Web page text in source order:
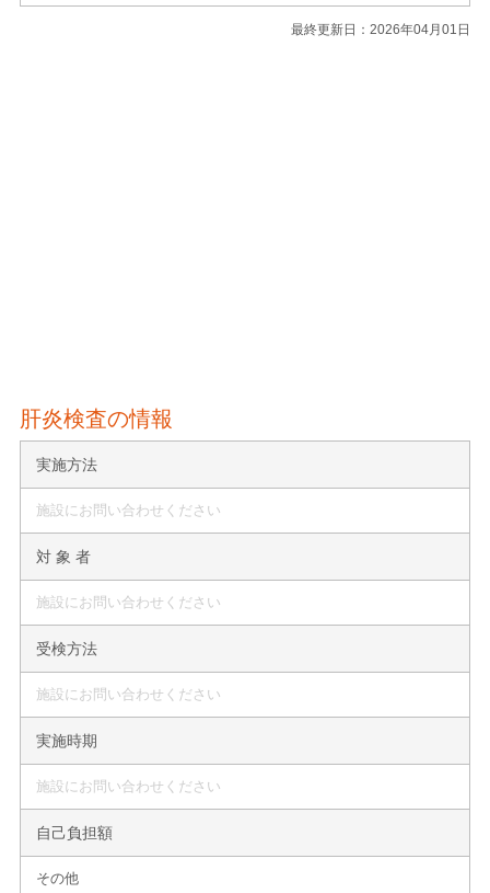
最終更新日：2026年04月01日
肝炎検査の情報
実施方法
施設にお問い合わせください
対 象 者
施設にお問い合わせください
受検方法
施設にお問い合わせください
実施時期
施設にお問い合わせください
自己負担額
その他